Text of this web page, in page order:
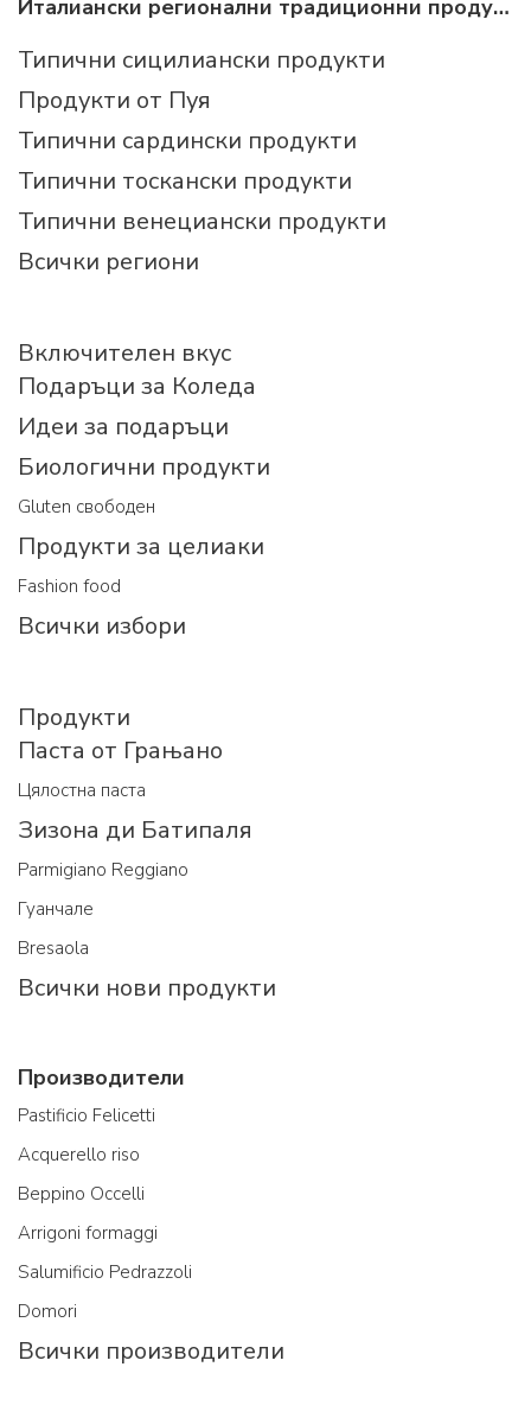
Италиански регионални традиционни продукти
Типични сицилиански продукти
Продукти от Пуя
Типични сардински продукти
Типични тоскански продукти
Типични венециански продукти
Всички региони
Включителен вкус
Подаръци за Коледа
Идеи за подаръци
Биологични продукти
Gluten свободен
Продукти за целиаки
Fashion food
Всички избори
Продукти
Паста от Грањано
Цялостна паста
Зизона ди Батипаля
Parmigiano Reggiano
Гуанчале
Bresaola
Всички нови продукти
Производители
Pastificio Felicetti
Acquerello riso
Beppino Occelli
Arrigoni formaggi
Salumificio Pedrazzoli
Domori
Всички производители